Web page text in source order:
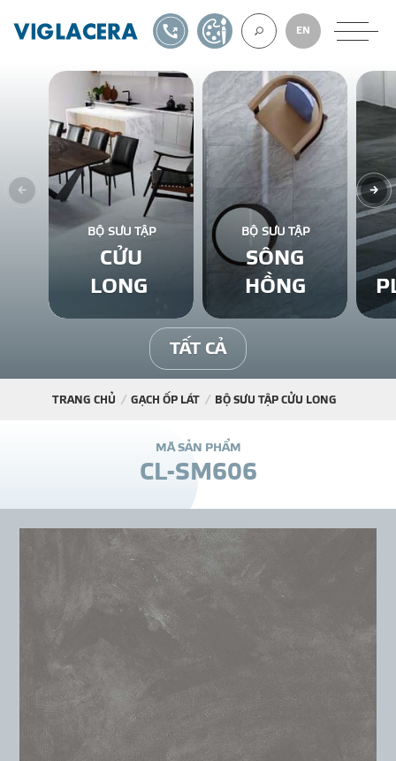
VỀ CHÚNG
GẠCH ỐP LÁT
BÊ TÔNG KHÍ
NGÓI LỢP
THƯ
TIN SỰ KIỆN
EN
1900561582TỰ THIẾT KẾ
BỘ SƯU TẬP
CỬU
LONG
BỘ SƯU TẬP
SÔNG
HỒNG
TẤT CẢ
TRANG CHỦ GẠCH ỐP LÁT BỘ SƯU TẬP CỬU LONG
MÃ SẢN PHẨM
CL-SM606